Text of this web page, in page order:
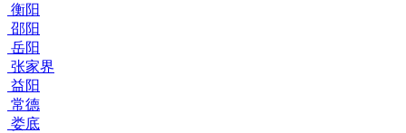
衡阳
邵阳
岳阳
张家界
益阳
常德
娄底